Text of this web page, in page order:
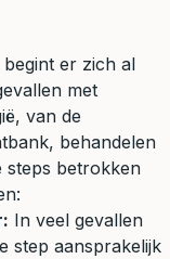
er zich al
met
van de
behandelen
steps betrokken
In veel gevallen
step aansprakelijk